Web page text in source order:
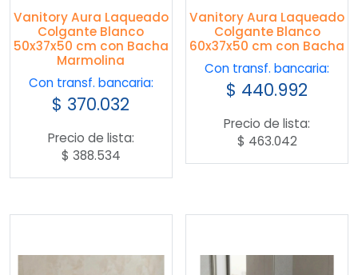
Vanitory Aura Laqueado
Colgante Blanco
50x37x50 cm con Bacha
Marmolina
Con transf. bancaria:
$ 370.032
Precio de lista:
$ 388.534
Vanitory Aura Laqueado
Colgante Blanco
60x37x50 cm con Bacha
Con transf. bancaria:
$ 440.992
Precio de lista:
$ 463.042